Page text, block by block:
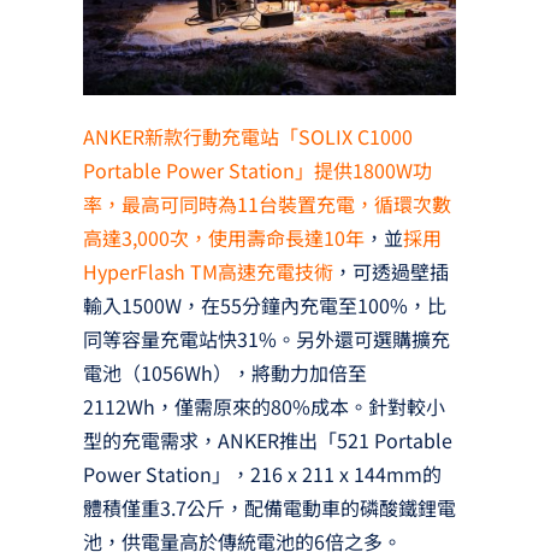
ANKER新款行動充電站「SOLIX C1000
Portable Power Station」提供1800W功
率，最高可同時為11台裝置充電，循環次數
高達3,000次，使用壽命長達10年，並採用
HyperFlash TM高速充電技術，可透過壁插
輸入1500W，在55分鐘內充電至100%，比
同等容量充電站快31%。另外還可選購擴充
電池（1056Wh），將動力加倍至
2112Wh，僅需原來的80%成本。針對較小
型的充電需求，ANKER推出「521 Portable
Power Station」，216 x 211 x 144mm的
體積僅重3.7公斤，配備電動車的磷酸鐵鋰電
池，供電量高於傳統電池的6倍之多。